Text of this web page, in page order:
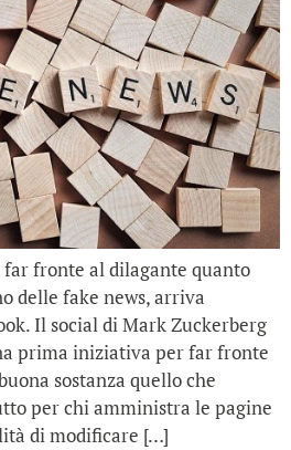
fronte al dilagante quanto
delle fake news, arriva
Il social di Mark Zuckerberg
prima iniziativa per far fronte
sostanza quello che
per chi amministra le pagine
di modificare […]